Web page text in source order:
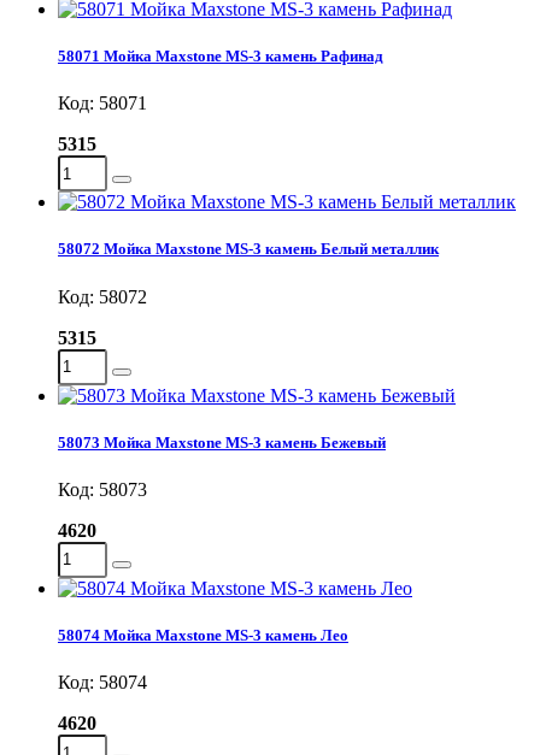
58071 Мойка Maxstone MS-3 камень Рафинад
Код: 58071
5315
58072 Мойка Maxstone MS-3 камень Белый металлик
Код: 58072
5315
58073 Мойка Maxstone MS-3 камень Бежевый
Код: 58073
4620
58074 Мойка Maxstone MS-3 камень Лео
Код: 58074
4620